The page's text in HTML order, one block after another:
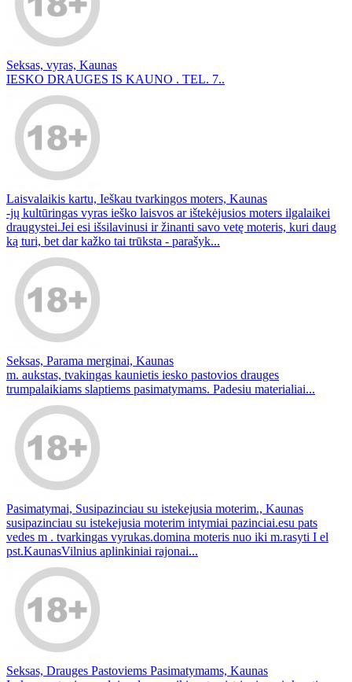
Seksas, vyras, Kaunas
IESKO DRAUGES IS KAUNO . TEL. 7..
Laisvalaikis kartu, Ieškau tvarkingos moters, Kaunas
-jų kultūringas vyras ieško laisvos ar ištekėjusios moters ilgalaikei
draugystei.Jei esi išsilavinusi ir žinanti savo vetę moteris, kuri daug
ką turi, bet dar kažko tai trūksta - parašyk...
Seksas, Parama merginai, Kaunas
m. aukstas, tvakingas kaunietis iesko pastovios drauges
trumpalaikiams slaptiems pasimatymams. Padesiu materialiai...
Pasimatymai, Susipazinciau su istekejusia moterim., Kaunas
susipazinciau su istekejusia moterim intymiai pazinciai.esu pats
vedes m . tvarkingas vyrukas.domina moteris nuo iki m.rasyti I el
pst.KaunasVilnius aplinkiniai rajonai...
Seksas, Drauges Pastoviems Pasimatymams, Kaunas